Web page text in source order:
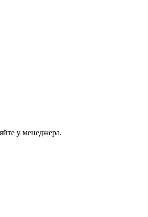
у менеджера.